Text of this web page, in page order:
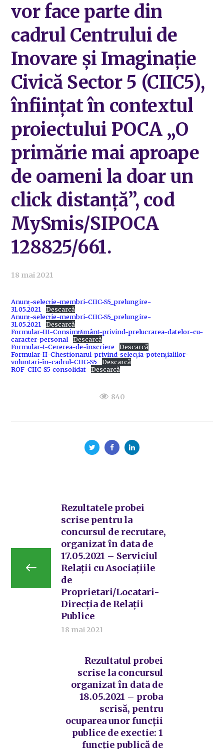
vor face parte din
cadrul Centrului de
Inovare şi Imaginaţie
Civică Sector 5 (CIIC5),
înfiinţat în contextul
proiectului POCA „O
primărie mai aproape
de oameni la doar un
click distanţă”, cod
MySmis/SIPOCA
128825/661.
18 mai 2021
Anunț-selecție-membri-CIIC-S5_prelungire-
31.05.2021
Descarcă
Anunț-selecție-membri-CIIC-S5_prelungire-
31.05.2021
Descarcă
Formular-III-Consimțământ-privind-prelucrarea-datelor-cu-
caracter-personal
Descarcă
Formular-I-Cererea-de-înscriere
Descarcă
Formular-II-Chestionarul-privind-selecția-potențialilor-
voluntari-în-cadrul-CIIC-S5
Descarcă
ROF-CIIC-S5_consolidat
Descarcă
840
Rezultatele probei
scrise pentru la
concursul de recrutare,
organizat în data de
17.05.2021 – Serviciul
Relații cu Asociațiile
de
Proprietari/Locatari-
Direcția de Relații
Publice
18 mai 2021
Rezultatul probei
scrise la concursul
organizat în data de
18.05.2021 – proba
scrisă, pentru
ocuparea unor funcții
publice de exectie: 1
funcție publică de